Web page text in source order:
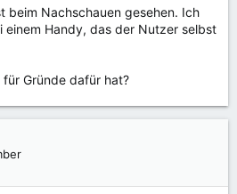
beim Nachschauen gesehen. Ich
Handy, das der Nutzer selbst
Gründe dafür hat?